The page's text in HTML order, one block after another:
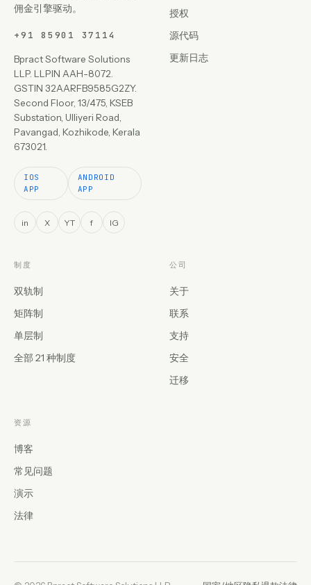
佣金引擎驱动。
+91 85901 37114
Bpract Software Solutions
LLP. LLPIN AAH-8072.
GSTIN 32AARFB9585G2ZY.
Second Floor, 13/475, KSEB
Substation, Ulliyeri Road,
Pavangad, Kozhikode, Kerala
673021.
IOS
APP
ANDROID
APP
in X YT f IG
授权
源代码
更新日志
制度
双轨制
矩阵制
单层制
全部 21 种制度
公司
关于
联系
支持
安全
迁移
资源
博客
常见问题
演示
法律